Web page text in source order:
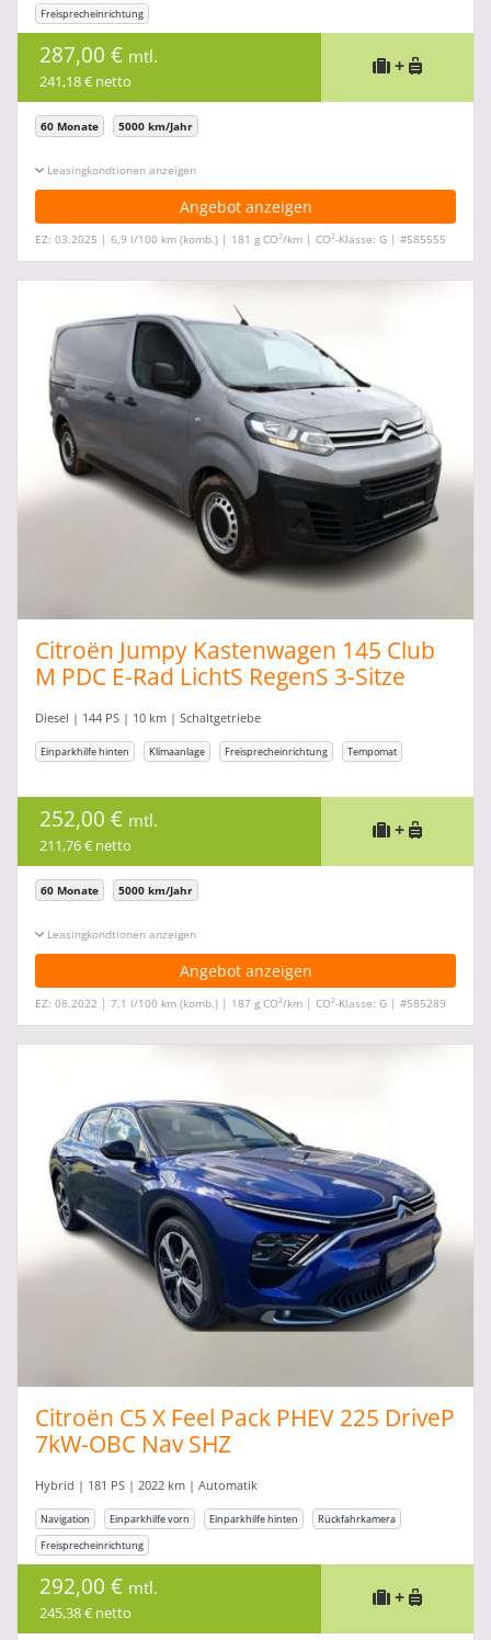
Freisprecheinrichtung
287,00 € mtl.
241,18 € netto
+
60 Monate 5000 km/Jahr
Leasingkonditionen ein-/ausblenden
Angebot anzeigen
EZ: 03.2025 | 6,9 l/100 km (komb.) | 181 g CO2/km | CO2-Klasse: G | #585555
Citroën Jumpy Kastenwagen 145 Club
M PDC E-Rad LichtS RegenS 3-Sitze
Diesel | 144 PS | 10 km | Schaltgetriebe
Einparkhilfe hinten Klimaanlage Freisprecheinrichtung Tempomat
252,00 € mtl.
211,76 € netto
+
60 Monate 5000 km/Jahr
Leasingkonditionen ein-/ausblenden
Angebot anzeigen
EZ: 08.2022 | 7,1 l/100 km (komb.) | 187 g CO2/km | CO2-Klasse: G | #585289
Citroën C5 X Feel Pack PHEV 225 DriveP
7kW-OBC Nav SHZ
Hybrid | 181 PS | 2022 km | Automatik
Navigation Einparkhilfe vorn Einparkhilfe hinten
Rückfahrkamera
Freisprecheinrichtung
292,00 € mtl.
245,38 € netto
+